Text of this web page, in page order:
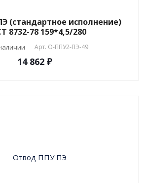
(стандартное исполнение)
8732-78 159*4,5/280
Арт. О-ППУ2-ПЭ-49
14 862 ₽